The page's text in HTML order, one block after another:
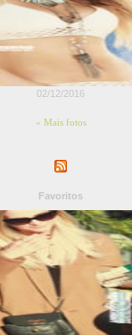
02/12/2016
« Mais fotos
Favoritos